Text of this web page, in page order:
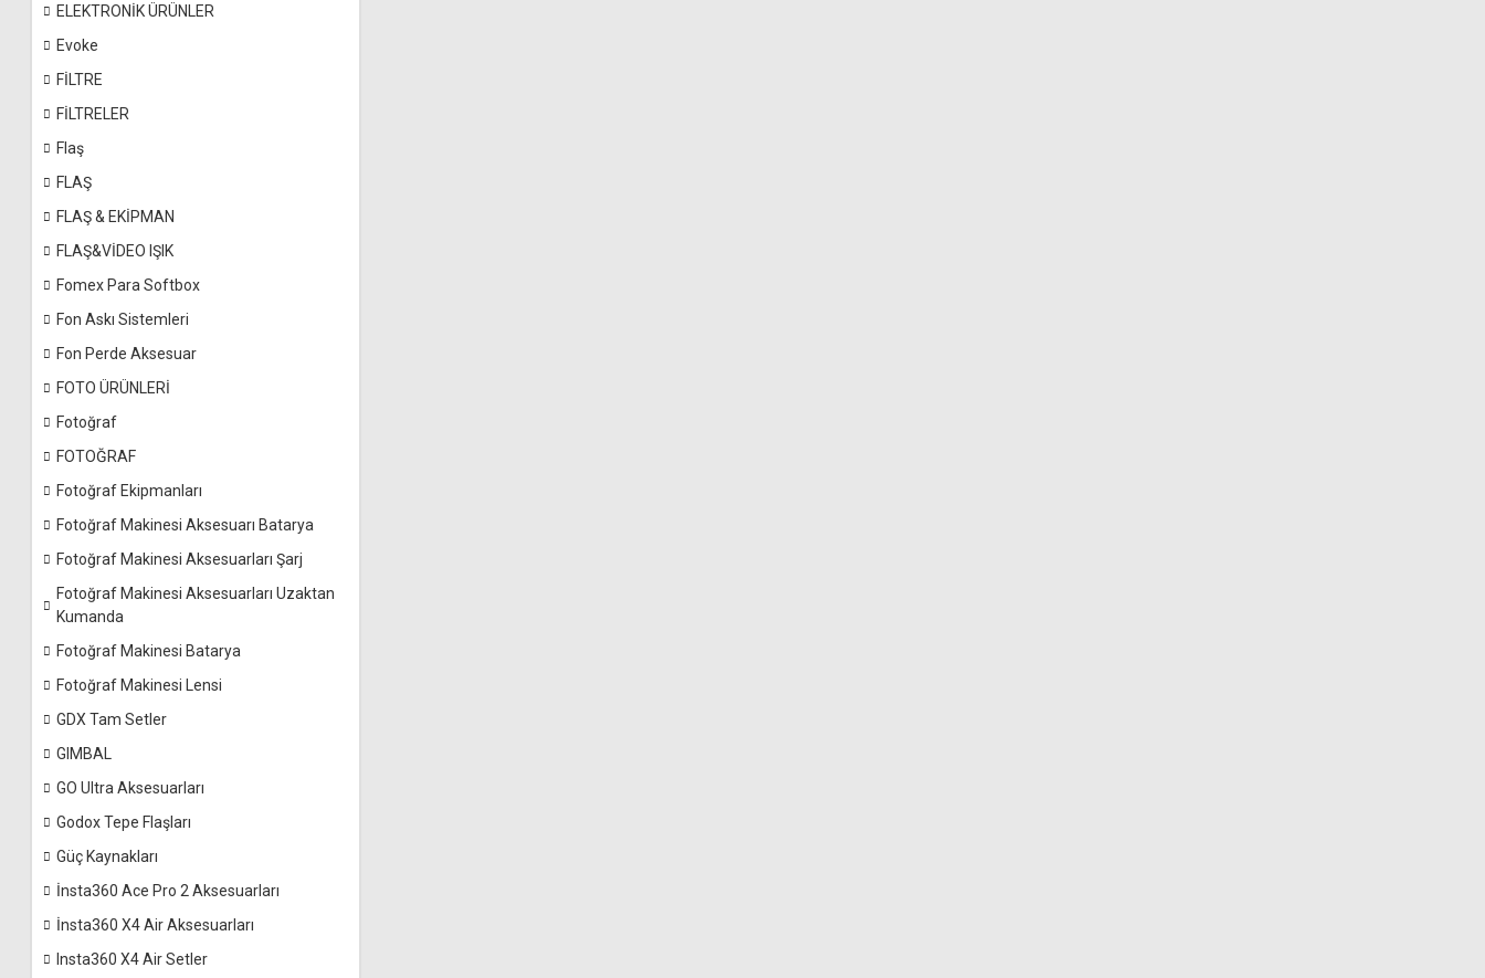
ELEKTRONİK ÜRÜNLER
Evoke
FİLTRE
FİLTRELER
Flaş
FLAŞ
FLAŞ & EKİPMAN
FLAŞ&VİDEO IŞIK
Fomex Para Softbox
Fon Askı Sistemleri
Fon Perde Aksesuar
FOTO ÜRÜNLERİ
Fotoğraf
FOTOĞRAF
Fotoğraf Ekipmanları
Fotoğraf Makinesi Aksesuarı Batarya
Fotoğraf Makinesi Aksesuarları Şarj
Fotoğraf Makinesi Aksesuarları Uzaktan
Kumanda
Fotoğraf Makinesi Batarya
Fotoğraf Makinesi Lensi
GDX Tam Setler
GIMBAL
GO Ultra Aksesuarları
Godox Tepe Flaşları
Güç Kaynakları
İnsta360 Ace Pro 2 Aksesuarları
İnsta360 X4 Air Aksesuarları
Insta360 X4 Air Setler